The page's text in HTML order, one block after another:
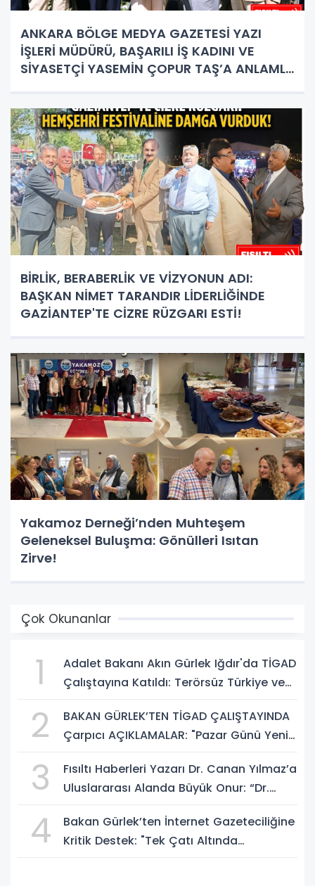
ANKARA BÖLGE MEDYA GAZETESİ YAZI
İŞLERİ MÜDÜRÜ, BAŞARILI İŞ KADINI VE
SİYASETÇİ YASEMİN ÇOPUR TAŞ’A ANLAMLI
BİRLİK, BERABERLİK VE VİZYONUN ADI:
BAŞKAN NİMET TARANDIR LİDERLİĞİNDE
GAZİANTEP'TE CİZRE RÜZGARI ESTİ!
Yakamoz Derneği’nden Muhteşem
Geleneksel Buluşma: Gönülleri Isıtan
Zirve!
Çok Okunanlar
1
Adalet Bakanı Akın Gürlek Iğdır'da TİGAD
Çalıştayına Katıldı: Terörsüz Türkiye ve
2
BAKAN GÜRLEK’TEN TİGAD ÇALIŞTAYINDA
Çarpıcı AÇIKLAMALAR: "Pazar Günü Yeni
3
Fısıltı Haberleri Yazarı Dr. Canan Yılmaz’a
Uluslararası Alanda Büyük Onur: “Dr.
4
Bakan Gürlek’ten İnternet Gazeteciliğine
Kritik Destek: "Tek Çatı Altında